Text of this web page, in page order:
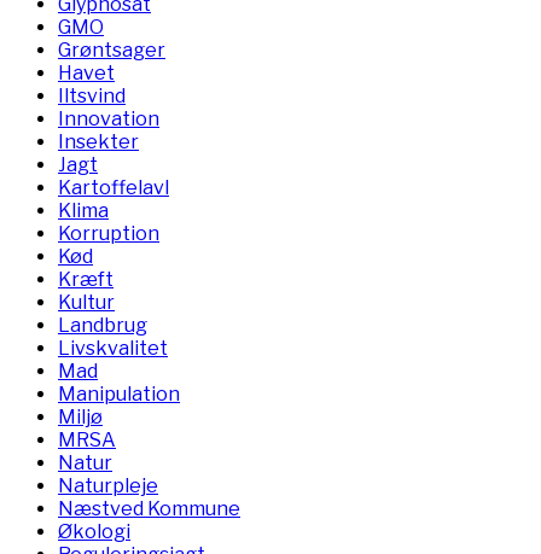
GMO
Grøntsager
Havet
Iltsvind
Innovation
Insekter
Jagt
Kartoffelavl
Klima
Korruption
Kød
Kræft
Kultur
Landbrug
Livskvalitet
Mad
Manipulation
Miljø
MRSA
Natur
Naturpleje
Næstved Kommune
Økologi